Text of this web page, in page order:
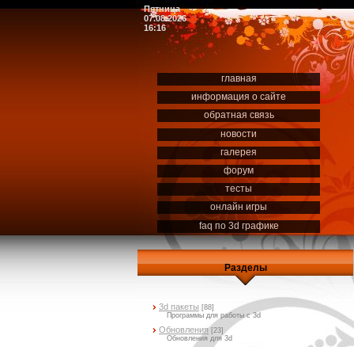
Пятница
07.08.2026
16:16
главная
информация о сайте
обратная связь
новости
галерея
форум
тесты
онлайн игры
faq по 3d графике
Разделы
3d пакеты [88]
Программы для работы с 3d
Обновления [23]
Обновления для 3d